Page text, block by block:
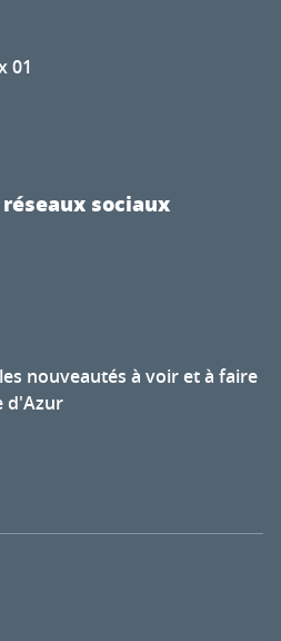
01
sociaux
nouveautés à voir et à faire
d'Azur